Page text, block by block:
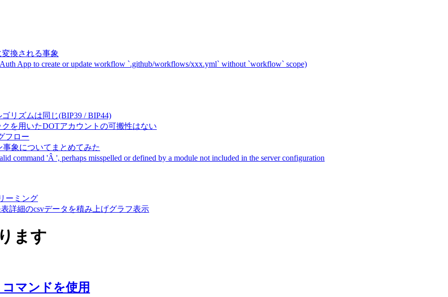
換される事象
App to create or update workflow `.github/workflows/xxx.yml` without `workflow` scope)
ゴリズムは同じ(BIP39 / BIP44)
クを用いたDOTアカウントの可搬性はない
フロー
事象についてまとめてみた
command 'Â ', perhaps misspelled or defined by a module not included in the server configuration
ーミング
詳細のcsvデータを積み上げグラフ表示
ます
マンドを使用